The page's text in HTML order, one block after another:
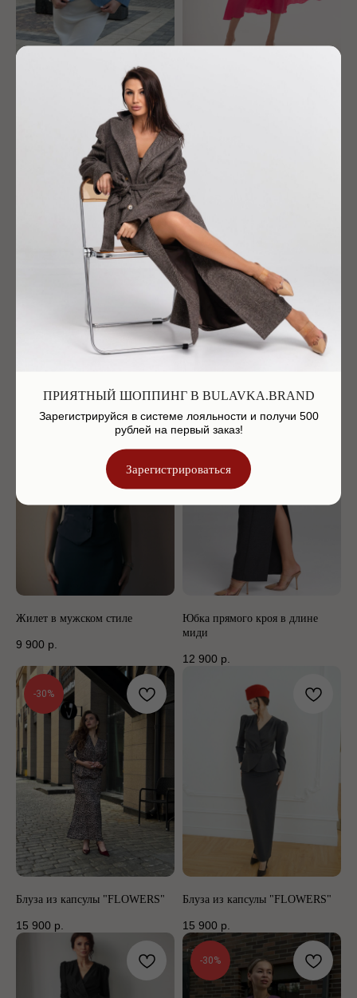
Жакет с мужского плеча Жилет в мужском стиле
Жилет в мужском стиле
9 900 р.
Юбка прямого кроя в длине
миди
12 900 р.
-30%
Блуза из капсулы "FLOWERS"
15 900 р.
Блуза из капсулы "FLOWERS"
15 900 р.
-30%
ПРИЯТНЫЙ ШОППИНГ В BULAVKA.BRAND
Зарегистрируйся в системе лояльности и получи 500
рублей на первый заказ!
Зарегистрироваться